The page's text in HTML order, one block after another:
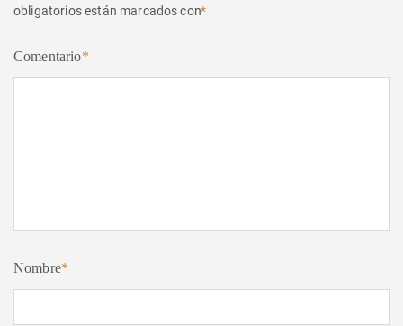
obligatorios están marcados con*
Comentario*
Nombre*